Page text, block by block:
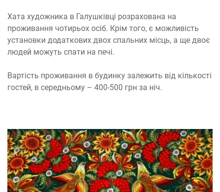
Хата художника в Галушківці розрахована на
проживання чотирьох осіб. Крім того, є можливість
установки додаткових двох спальних місць, а ще двоє
людей можуть спати на печі.
Вартість проживання в будинку залежить від кількості
гостей, в середньому – 400-500 грн за ніч.